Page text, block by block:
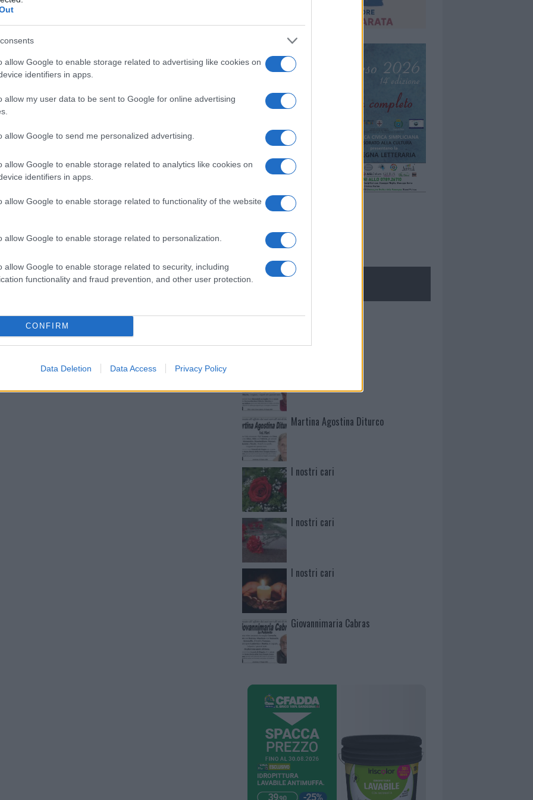
allow Google to enable storage related to advertising like cookies on
identifiers in apps.
allow my user data to be sent to Google for online advertising
allow Google to send me personalized advertising.
allow Google to enable storage related to analytics like cookies on
identifiers in apps.
allow Google to enable storage related to functionality of the website
allow Google to enable storage related to personalization.
allow Google to enable storage related to security, including
functionality and fraud prevention, and other user protection.
CONFIRM
Data Deletion Data Access Privacy Policy
i tuoi video e le tue foto
+39 345 356 7512
news da
Mario Malu
Martina Agostina Diturco
I nostri cari
I nostri cari
I nostri cari
Giovannimaria Cabras